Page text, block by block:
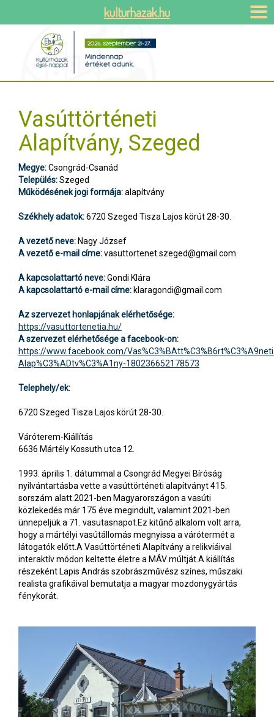
Vasúttörténeti
Alapítvány, Szeged
Megye:Csongrád-Csanád
Település:Szeged
Működésének jogi formája:alapítvány
Székhely adatok:6720 Szeged Tisza Lajos körút 28-30.
A vezető neve: Nagy József
A vezető e-mail címe:vasuttortenet.szeged@gmail.com
A kapcsolattartó neve:Gondi Klára
A kapcsolattartó e-mail címe: klaragondi@gmail.com
Az szervezet honlapjának elérhetősége:
https://vasuttortenetia.hu/
A szervezet elérhetősége a facebook-on:
https://www.facebook.com/
Alap%C3%ADtv%C3%A1ny-180236652178573
Telephely/ek:
6720 Szeged Tisza Lajos körút 28-30.
Váróterem-Kiállítás
6636 Mártély Kossuth utca 12.
1993. április 1. dátummal a Csongrád Megyei Bíróság
nyilvántartásba vette a vasúttörténeti alapítványt 415.
sorszám alatt.2021-ben Magyarországon a vasúti
közlekedés már 175 éve megindult, valamint 2021-ben
ünnepeljük a 71. vasutasnapot.Ez kitűnő alkalom volt arra,
hogy a mártélyi vasútállomás megnyissa a várótermét a
látogatók előtt.A Vasúttörténeti Alapítvány a relikviáival
interaktív módon keltette életre a MÁV múltját.A kiállítás
részeként Lapis András szobrászművész színes, műszaki
realista grafikáival bemutatja a magyar mozdonygyártás
fénykorát.
kulturhazak.hu